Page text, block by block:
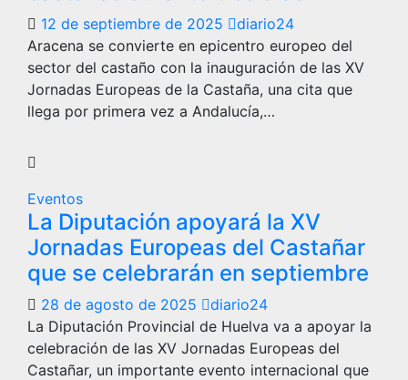
12 de septiembre de 2025
diario24
Aracena se convierte en epicentro europeo del
sector del castaño con la inauguración de las XV
Jornadas Europeas de la Castaña, una cita que
llega por primera vez a Andalucía,…
Eventos
La Diputación apoyará la XV
Jornadas Europeas del Castañar
que se celebrarán en septiembre
28 de agosto de 2025
diario24
La Diputación Provincial de Huelva va a apoyar la
celebración de las XV Jornadas Europeas del
Castañar, un importante evento internacional que